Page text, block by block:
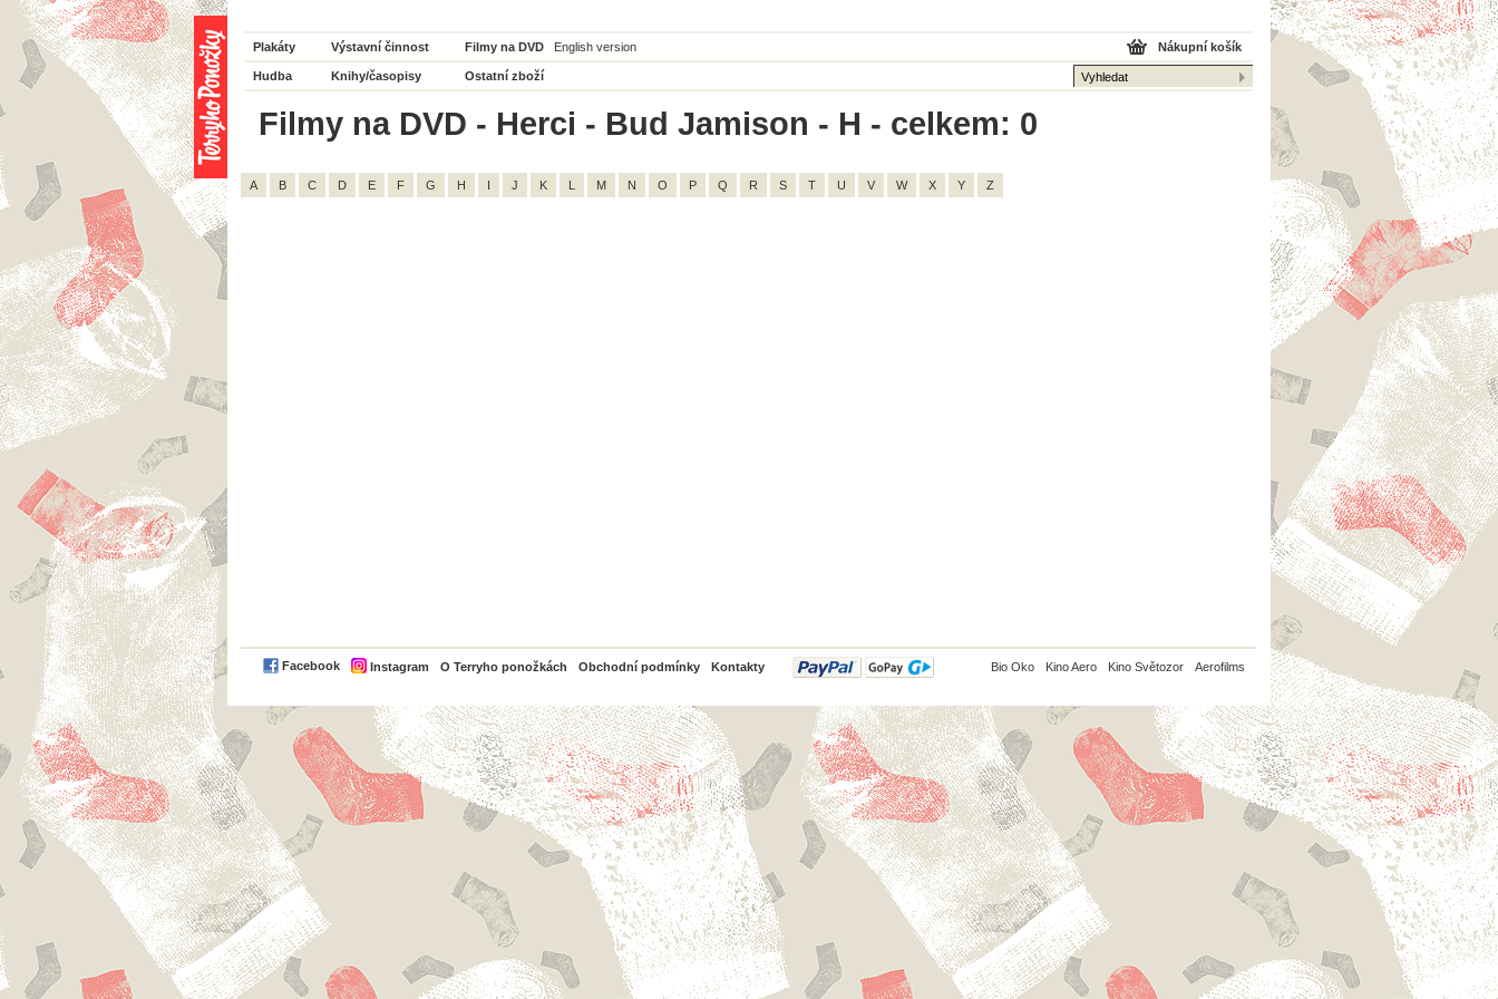
Plakáty Výstavní činnost Filmy na DVD English version
Hudba Knihy/časopisy Ostatní zboží
Nákupní košík
Filmy na DVD - Herci - Bud Jamison - H - celkem: 0
A B C D E F G H I J K L M N O P Q R S T U V W X Y Z
Facebook Instagram O Terryho ponožkách Obchodní podmínky Kontakty
PayPal Bio Oko Kino Aero Kino Světozor Aerofilms